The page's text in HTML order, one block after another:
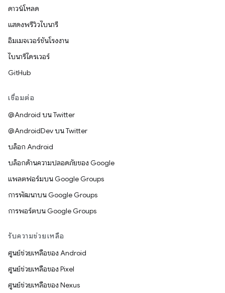
ดาวน์โหลด
แสดงพรีวิวไบนารี
อิมเมจเวอร์ชันโรงงาน
ไบนารีไดรเวอร์
GitHub
เชื่อมต่อ
@Android บน Twitter
@AndroidDev บน Twitter
บล็อก Android
บล็อกด้านความปลอดภัยของ Google
แพลตฟอร์มบน Google Groups
การพัฒนาบน Google Groups
การพอร์ตบน Google Groups
รับความช่วยเหลือ
ศูนย์ช่วยเหลือของ Android
ศูนย์ช่วยเหลือของ Pixel
ศูนย์ช่วยเหลือของ Nexus